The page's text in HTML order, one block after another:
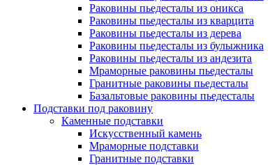
Раковины пьедесталы из оникса
Раковины пьедесталы из кварцита
Раковины пьедесталы из дерева
Раковины пьедесталы из булыжника
Раковины пьедесталы из андезита
Мраморные раковины пьедесталы
Гранитные раковины пьедесталы
Базальтовые раковины пьедесталы
Подставки под раковину
Каменные подставки
Искусственный камень
Мраморные подставки
Гранитные подставки